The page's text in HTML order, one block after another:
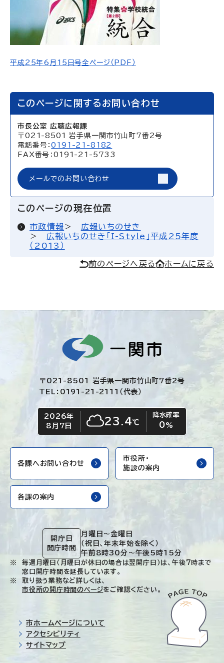
平成25年6月15日号全ページ（PDF）
このページに関するお問い合わせ
市長公室 広聴広報課
〒021-8501 岩手県一関市竹山町7番2号
電話番号：0191-21-8182
FAX番号：0191-21-5733
メールでのお問い合わせ
このページの現在位置
市政情報
広報いちのせき
広報いちのせき「I-Style」平成25年度
（2013）
前のページへ戻る ホームに戻る
〒021-8501 岩手県一関市竹山町7番2号
TEL：0191-21-2111（代表）
今日の日付
2026年
8月7日
今日の天気
くもり23.4℃
降水確率
0%
各課へお問い合わせ
市役所・
施設の案内
各課の案内
開庁日
開庁時間
月曜日～金曜日
（祝日、年末年始を除く）
午前8時30分～午後5時15分
毎週月曜日（月曜日が休日の場合は翌開庁日）は、午後7時まで
窓口開庁時間を延長しています。
取り扱う業務など詳しくは、
市役所の開庁時間のページをご確認ください。
市ホームページについて
アクセシビリティ
サイトマップ